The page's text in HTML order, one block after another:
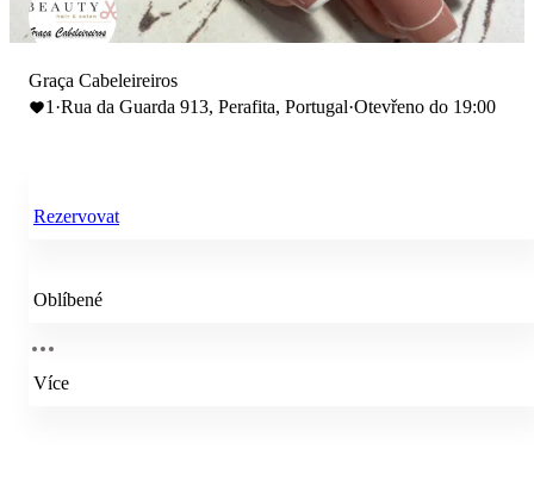
Graça Cabeleireiros
1 ·Rua da Guarda 913, Perafita, Portugal·Otevřeno do 19:00
Rezervovat
Oblíbené
Více